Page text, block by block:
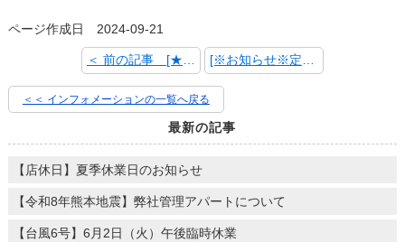
ページ作成日 2024-09-21
＜＜ インフォメーションの一覧へ戻る
最新の記事
【店休日】夏季休業日のお知らせ
【令和8年熊本地震】弊社管理アパートについて
【台風6号】6月2日（火）午後臨時休業